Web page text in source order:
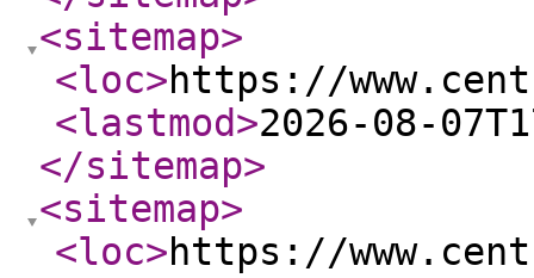
<sitemap>
<loc>https://
<lastmod>2026-08-
</sitemap>
<sitemap>
<loc>https://